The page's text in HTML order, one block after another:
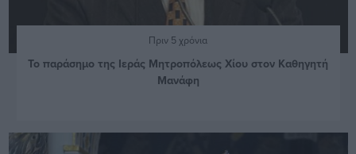
Πριν 5 χρόνια
Το παράσημο της Ιεράς Μητροπόλεως Χίου στον Καθηγητή
Μανάφη